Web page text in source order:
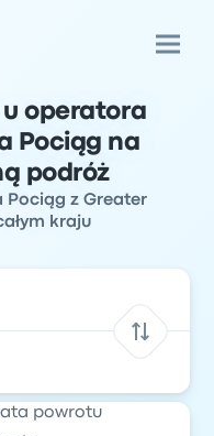
operatora
Pociąg na
podróż
Pociąg z Greater
kraju
powrotu